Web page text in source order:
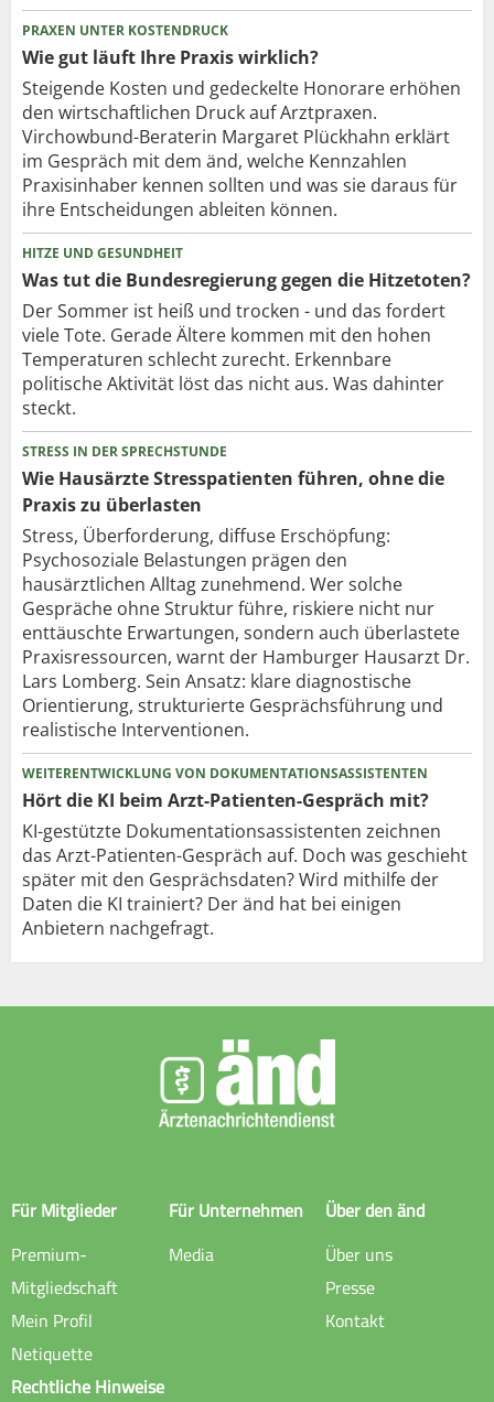
PRAXEN UNTER KOSTENDRUCK
Wie gut läuft Ihre Praxis wirklich?
Steigende Kosten und gedeckelte Honorare erhöhen
den wirtschaftlichen Druck auf Arztpraxen.
Virchowbund-Beraterin Margaret Plückhahn erklärt
im Gespräch mit dem änd, welche Kennzahlen
Praxisinhaber kennen sollten und was sie daraus für
ihre Entscheidungen ableiten können.
HITZE UND GESUNDHEIT
Was tut die Bundesregierung gegen die Hitzetoten?
Der Sommer ist heiß und trocken - und das fordert
viele Tote. Gerade Ältere kommen mit den hohen
Temperaturen schlecht zurecht. Erkennbare
politische Aktivität löst das nicht aus. Was dahinter
steckt.
STRESS IN DER SPRECHSTUNDE
Wie Hausärzte Stresspatienten führen, ohne die
Praxis zu überlasten
Stress, Überforderung, diffuse Erschöpfung:
Psychosoziale Belastungen prägen den
hausärztlichen Alltag zunehmend. Wer solche
Gespräche ohne Struktur führe, riskiere nicht nur
enttäuschte Erwartungen, sondern auch überlastete
Praxisressourcen, warnt der Hamburger Hausarzt Dr.
Lars Lomberg. Sein Ansatz: klare diagnostische
Orientierung, strukturierte Gesprächsführung und
realistische Interventionen.
WEITERENTWICKLUNG VON DOKUMENTATIONSASSISTENTEN
Hört die KI beim Arzt-Patienten-Gespräch mit?
KI-gestützte Dokumentationsassistenten zeichnen
das Arzt-Patienten-Gespräch auf. Doch was geschieht
später mit den Gesprächsdaten? Wird mithilfe der
Daten die KI trainiert? Der änd hat bei einigen
Anbietern nachgefragt.
Für Mitglieder
Premium-
Mitgliedschaft
Mein Profil
Netiquette
Für Unternehmen
Media
Über den änd
Über uns
Presse
Kontakt
Rechtliche Hinweise